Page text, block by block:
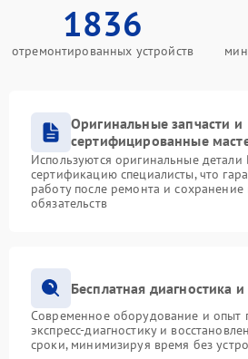
1836
отремонтированных устройств
Оригинальные запчасти и
сертифицированные
Используются оригинальные
сертификацию специалисты, что
работу после ремонта и сохранение
обязательств
Бесплатная диагностика
Современное оборудование и опыт
экспресс-диагностику и
сроки, минимизируя время без